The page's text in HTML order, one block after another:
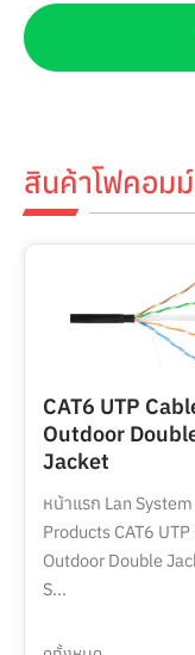
สินค้าโฟคอม
CAT6 UTP
Outdoor
Jacket
หน้าแรก Lan System
Products CAT6
Outdoor Double
S...